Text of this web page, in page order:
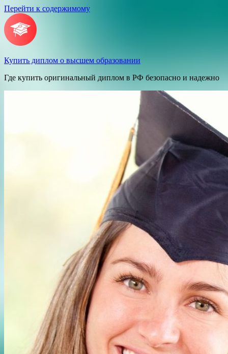
Перейти к содержимому
Купить диплом о высшем образовании
Где купить оригинальный диплом в РФ безопасно и надежно